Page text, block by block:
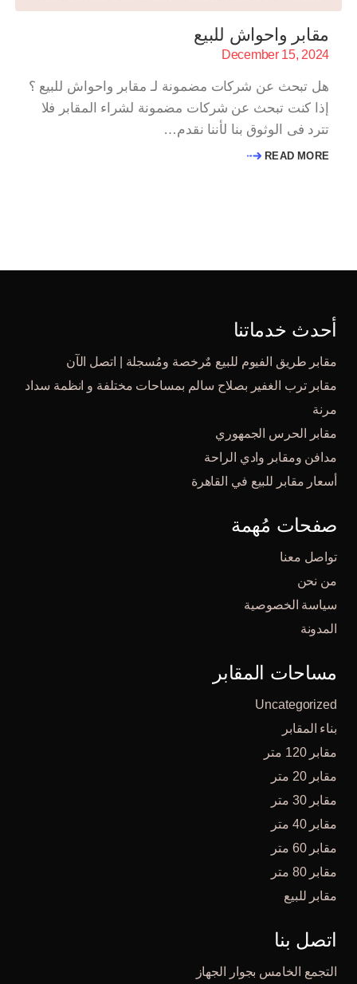
مقابر واحواش للبيع
December 15, 2024
هل تبحث عن شركات مضمونة لـ مقابر واحواش للبيع ؟
إذا كنت تبحث عن شركات مضمونة لشراء المقابر فلا
تترد فى الوثوق بنا لأننا نقدم…
READ MORE
أحدث خدماتنا
مقابر طريق الفيوم للبيع مٌرخصة ومُسجلة | اتصل الآن
مقابر ترب الغفير بصلاح سالم بمساحات مختلفة و انظمة سداد
مرنة
مقابر الحرس الجمهوري
مدافن ومقابر وادي الراحة
أسعار مقابر للبيع في القاهرة
صفحات مُهمة
تواصل معنا
من نحن
سياسة الخصوصية
المدونة
مساحات المقابر
Uncategorized
بناء المقابر
مقابر 120 متر
مقابر 20 متر
مقابر 30 متر
مقابر 40 متر
مقابر 60 متر
مقابر 80 متر
مقابر للبيع
اتصل بنا
التجمع الخامس بجوار الجهاز